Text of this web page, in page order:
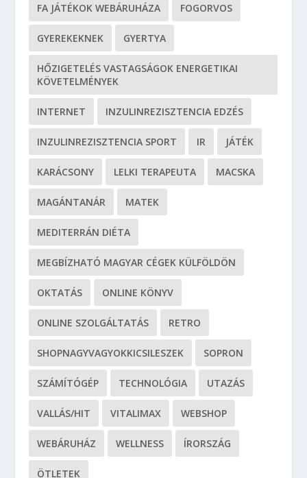
FA JÁTÉKOK WEBÁRUHÁZA FOGORVOS
GYEREKEKNEK GYERTYA
HŐZIGETELÉS VASTAGSÁGOK ENERGETIKAI
KÖVETELMÉNYEK
INTERNET INZULINREZISZTENCIA EDZÉS
INZULINREZISZTENCIA SPORT IR JÁTÉK
KARÁCSONY LELKI TERAPEUTA MACSKA
MAGÁNTANÁR MATEK
MEDITERRÁN DIÉTA
MEGBÍZHATÓ MAGYAR CÉGEK KÜLFÖLDÖN
OKTATÁS ONLINE KÖNYV
ONLINE SZOLGÁLTATÁS RETRO
SHOPNAGYVAGYOKKICSILESZEK SOPRON
SZÁMÍTÓGÉP TECHNOLÓGIA UTAZÁS
VALLÁS/HIT VITALIMAX WEBSHOP
WEBÁRUHÁZ WELLNESS ÍRORSZÁG
ÖTLETEK